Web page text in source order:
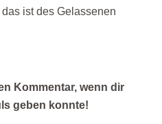
ist des Gelassenen
Kommentar, wenn dir
geben konnte!